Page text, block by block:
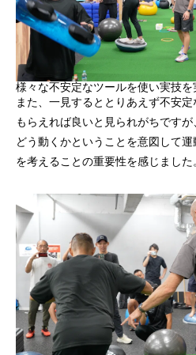
様々な不安定なツールを使い実技を
また、一見するととりあえず不安
もらえれば良いと見られがちです
どう動くかということを意図して運
を考えることの重要性を感じました